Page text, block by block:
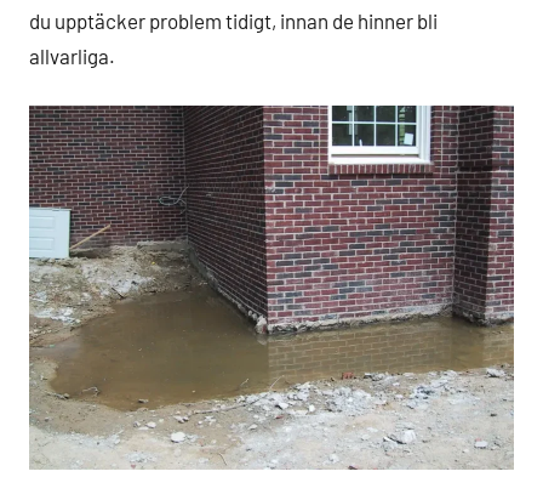
du upptäcker problem tidigt, innan de hinner bli
allvarliga.